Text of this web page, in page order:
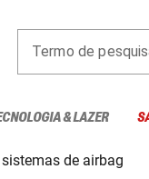
Termo de
& LAZER
de airbag